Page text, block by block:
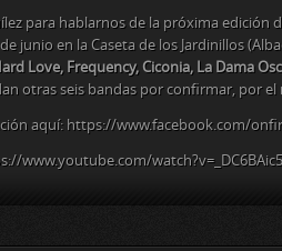
para hablarnos de la próxima edición
junio en la Caseta de los Jardinillos
Love, Frequency, Ciconia, La Dama
otras seis bandas por confirmar, por el
aquí: https://www.facebook.com/
www.youtube.com/